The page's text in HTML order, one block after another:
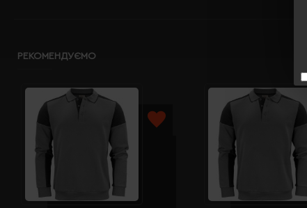
РЕКОМЕНДУЄМО